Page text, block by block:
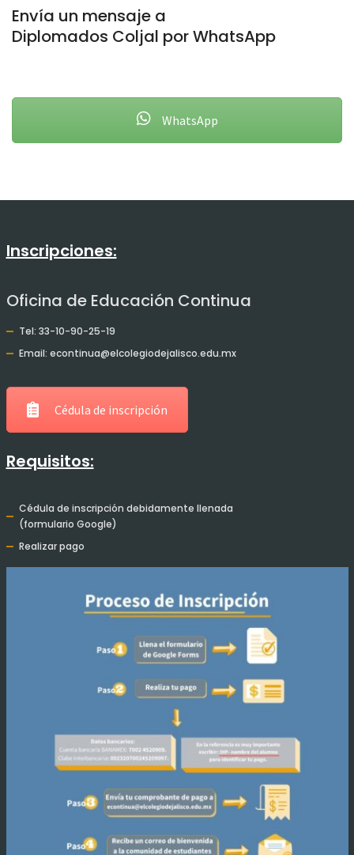
Envía un mensaje a
Diplomados Coljal por WhatsApp
WhatsApp
Inscripciones:
Oficina de Educación Continua
Tel: 33-10-90-25-19
Email: econtinua@elcolegiodejalisco.edu.mx
Cédula de inscripción
Requisitos:
Cédula de inscripción debidamente llenada
(formulario Google)
Realizar pago